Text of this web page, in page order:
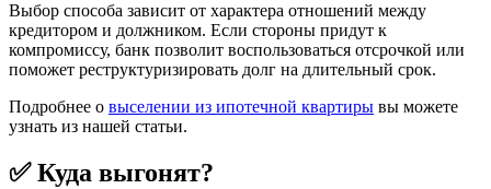
Выбор способа зависит от характера отношений между
кредитором и должником. Если стороны придут к
компромиссу, банк позволит воспользоваться отсрочкой или
поможет реструктуризировать долг на длительный срок.
Подробнее о выселении из ипотечной квартиры вы можете
узнать из нашей статьи.
✅Куда выгонят?